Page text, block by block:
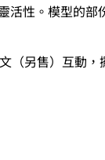
活性。模型的部
（另售）互動，